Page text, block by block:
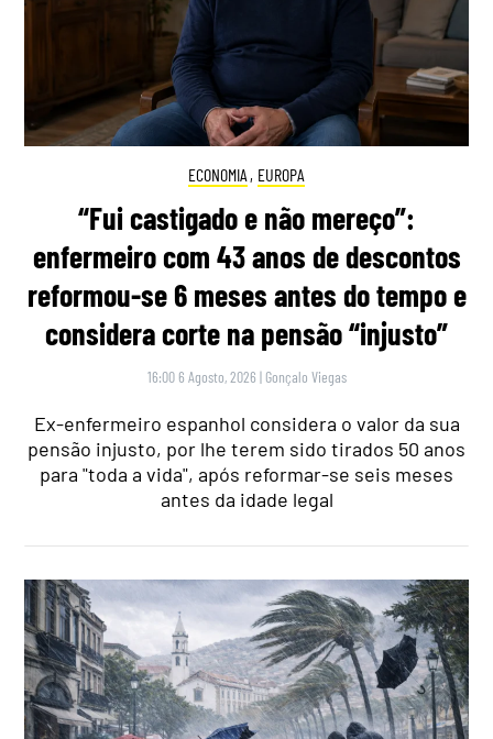
ECONOMIA , EUROPA
“Fui castigado e não mereço”:
enfermeiro com 43 anos de descontos
reformou-se 6 meses antes do tempo e
considera corte na pensão “injusto”
16:00 6 Agosto, 2026 | Gonçalo Viegas
Ex-enfermeiro espanhol considera o valor da sua
pensão injusto, por lhe terem sido tirados 50 anos
para "toda a vida", após reformar-se seis meses
antes da idade legal